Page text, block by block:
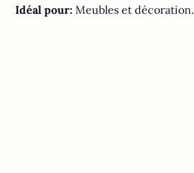
Idéal pour: Meubles et décoration.